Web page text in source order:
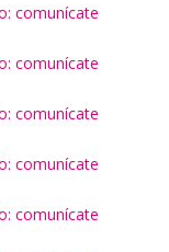
comunícate
comunícate
comunícate
comunícate
comunícate